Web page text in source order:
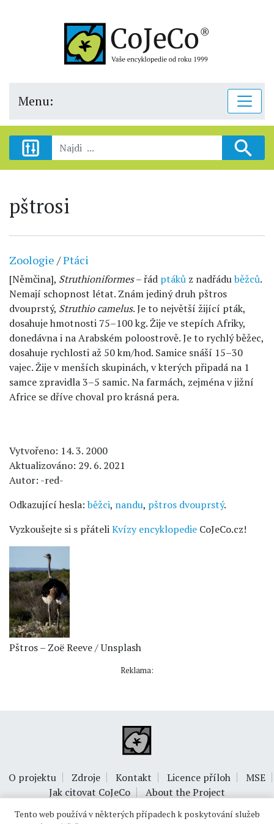
Menu:
pštrosi
Zoologie /Ptáci
[Němčina], Struthioniformes– řád ptáků z nadřáduběžců.
Nemají schopnost létat. Znám jediný druh pštros
dvouprstý, Struthio camelus. Je to největší žijící pták,
dosahuje hmotnosti 75–100 kg. Žije ve stepích Afriky,
donedávna i na Arabském poloostrově. Je to rychlý běžec,
dosahuje rychlosti až 50 km/hod. Samice snáší 15–30
vajec. Žije v menších skupinách, v kterých připadá na 1
samce zpravidla 3–5 samic. Na farmách, zejména v jižní
Africe se dříve choval pro krásná pera.
Vytvořeno: 14. 3. 2000
Aktualizováno: 29. 6. 2021
Autor: -red-
Odkazující hesla: běžci, nandu, pštros dvouprstý.
Vyzkoušejte si s přáteliKvízy encyklopedie CoJeCo.cz!
Pštros – Zoë Reeve / Unsplash
Reklama:
O projektu Zdroje Kontakt Licence příloh
MSE
Jak citovat CoJeCo
About the Project
Tento web používá v některých případech k poskytování služeb